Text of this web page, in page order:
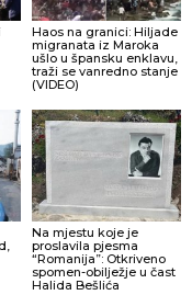
Haos na granici: Hiljade
migranata iz Maroka
ušlo u špansku enklavu,
traži se vanredno stanje
(VIDEO)
Na mjestu koje je
proslavila pjesma
“Romanija”: Otkriveno
spomen-obilježje u čast
Halida Bešlića